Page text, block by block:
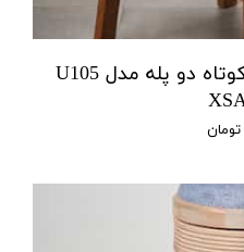
چهارپایه چوب گردو پایه کوتاه دو پله مدل U105